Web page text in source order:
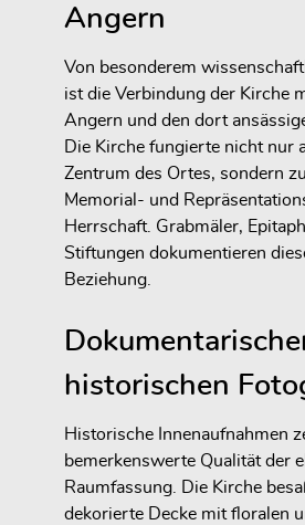
Angern
Von besonderem
ist die Verbindung der Kirche
Angern und den dort
Die Kirche fungierte nicht nur
Zentrum des Ortes, sondern
Memorial- und
Herrschaft. Grabmäler,
Stiftungen dokumentieren
Beziehung.
historischen
Historische Innenaufnahmen
bemerkenswerte Qualität der
Raumfassung. Die Kirche
dekorierte Decke mit floralen